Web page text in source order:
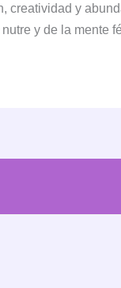
creatividad y
y de la mente